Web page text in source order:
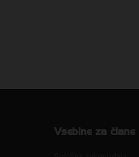
Vsebine za člane